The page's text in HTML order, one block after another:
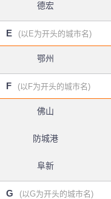
德宏
E (以E为开头的城市名)
鄂州
F (以F为开头的城市名)
佛山
防城港
阜新
G (以G为开头的城市名)